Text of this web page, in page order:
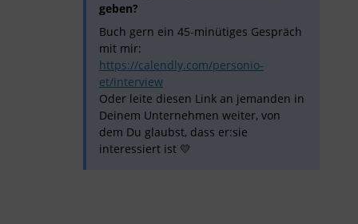
geben?
Buch gern ein 45-minütiges Gespräch
mit mir:
https://calendly.com/personio-
et/interview
Oder leite diesen Link an jemanden in
Deinem Unternehmen weiter, von
dem Du glaubst, dass er:sie
interessiert ist 💛